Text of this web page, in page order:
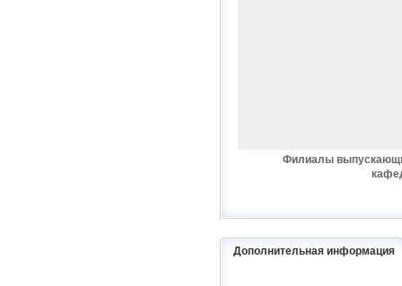
Филиалы
Дополнительная информация